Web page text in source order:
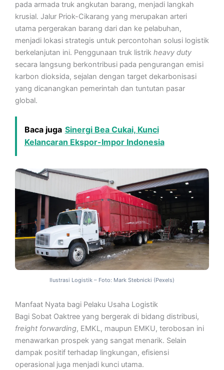
pada armada truk angkutan barang, menjadi langkah
krusial. Jalur Priok-Cikarang yang merupakan arteri
utama pergerakan barang dari dan ke pelabuhan,
menjadi lokasi strategis untuk percontohan solusi logistik
berkelanjutan ini. Penggunaan truk listrik heavy duty
secara langsung berkontribusi pada pengurangan emisi
karbon dioksida, sejalan dengan target dekarbonisasi
yang dicanangkan pemerintah dan tuntutan pasar
global.
Baca juga Sinergi Bea Cukai, Kunci
Kelancaran Ekspor-Impor Indonesia
Ilustrasi Logistik – Foto: Mark Stebnicki (Pexels)
Manfaat Nyata bagi Pelaku Usaha Logistik
Bagi Sobat Oaktree yang bergerak di bidang distribusi,
freight forwarding, EMKL, maupun EMKU, terobosan ini
menawarkan prospek yang sangat menarik. Selain
dampak positif terhadap lingkungan, efisiensi
operasional juga menjadi kunci utama.